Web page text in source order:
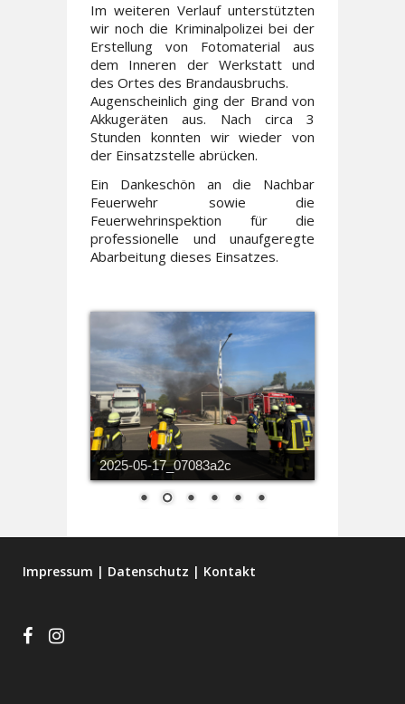
Im weiteren Verlauf unterstützten
wir noch die Kriminalpolizei bei der
Erstellung von Fotomaterial aus
dem Inneren der Werkstatt und
des Ortes des Brandausbruchs.
Augenscheinlich ging der Brand von
Akkugeräten aus. Nach circa 3
Stunden konnten wir wieder von
der Einsatzstelle abrücken.
Ein Dankeschön an die Nachbar
Feuerwehr sowie die
Feuerwehrinspektion für die
professionelle und unaufgeregte
Abarbeitung dieses Einsatzes.
2025-05-17_07083a2c
Impressum | Datenschutz | Kontakt